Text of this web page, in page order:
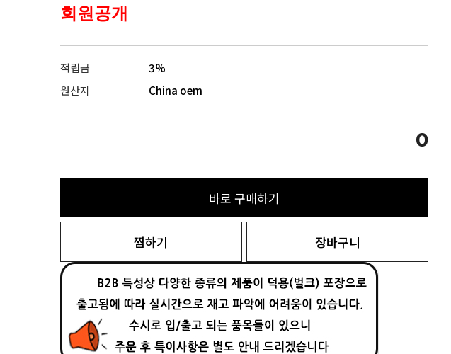
5클레이
회원공개
적립금
3%
원산지
China oem
0
바로 구매하기
찜하기 장바구니